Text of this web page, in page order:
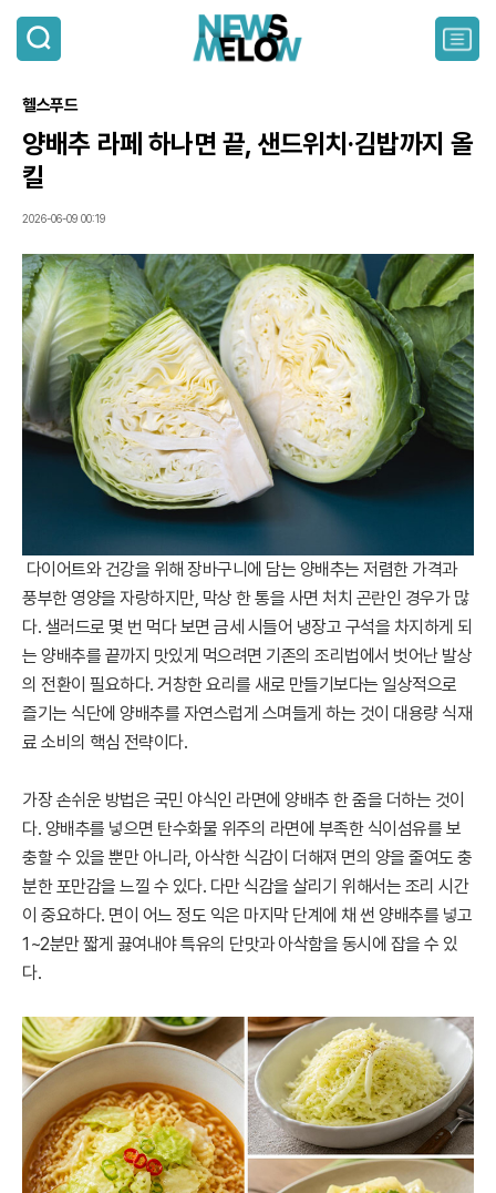
검
색
주
스
메
헬스푸드
양배추 라페 하나면 끝, 샌드위치·김밥까지 올
킬
2026-06-09 00:19
다이어트와 건강을 위해 장바구니에 담는 양배추는 저렴한 가격과
풍부한 영양을 자랑하지만, 막상 한 통을 사면 처치 곤란인 경우가 많
다. 샐러드로 몇 번 먹다 보면 금세 시들어 냉장고 구석을 차지하게 되
는 양배추를 끝까지 맛있게 먹으려면 기존의 조리법에서 벗어난 발상
의 전환이 필요하다. 거창한 요리를 새로 만들기보다는 일상적으로
즐기는 식단에 양배추를 자연스럽게 스며들게 하는 것이 대용량 식재
료 소비의 핵심 전략이다.
가장 손쉬운 방법은 국민 야식인 라면에 양배추 한 줌을 더하는 것이
다. 양배추를 넣으면 탄수화물 위주의 라면에 부족한 식이섬유를 보
충할 수 있을 뿐만 아니라, 아삭한 식감이 더해져 면의 양을 줄여도 충
분한 포만감을 느낄 수 있다. 다만 식감을 살리기 위해서는 조리 시간
이 중요하다. 면이 어느 정도 익은 마지막 단계에 채 썬 양배추를 넣고
1~2분만 짧게 끓여내야 특유의 단맛과 아삭함을 동시에 잡을 수 있
다.